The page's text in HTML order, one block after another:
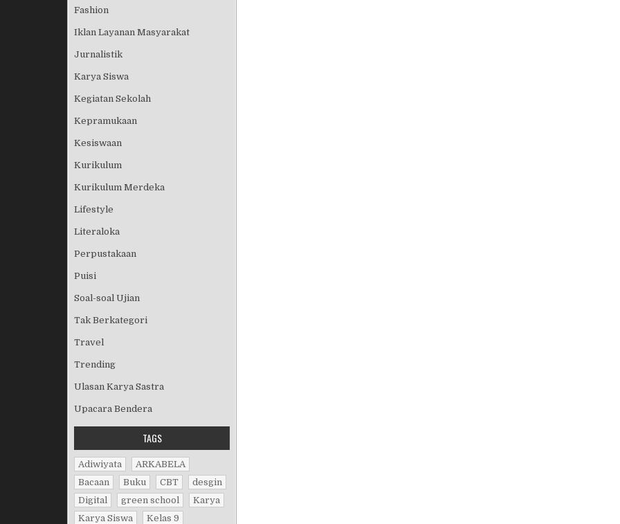
Fashion
Iklan Layanan Masyarakat
Jurnalistik
Karya Siswa
Kegiatan Sekolah
Kepramukaan
Kesiswaan
Kurikulum
Kurikulum Merdeka
Lifestyle
Literaloka
Perpustakaan
Puisi
Soal-soal Ujian
Tak Berkategori
Travel
Trending
Ulasan Karya Sastra
Upacara Bendera
TAGS
Adiwiyata
ARKABELA
Bacaan
Buku CBT
desgin
Digital
green school
Karya
Karya Siswa
Kelas 9